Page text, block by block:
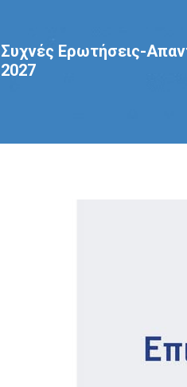
Συχνές Ερωτήσεις-
2027